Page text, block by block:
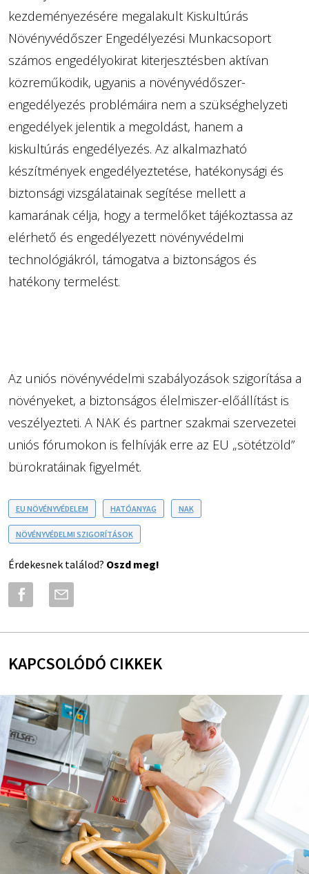
kezdeményezésére megalakult Kiskultúrás
Növényvédőszer Engedélyezési Munkacsoport
számos engedélyokirat kiterjesztésben aktívan
közreműködik, ugyanis a növényvédőszer-
engedélyezés problémáira nem a szükséghelyzeti
engedélyek jelentik a megoldást, hanem a
kiskultúrás engedélyezés. Az alkalmazható
készítmények engedélyeztetése, hatékonysági és
biztonsági vizsgálatainak segítése mellett a
kamarának célja, hogy a termelőket tájékoztassa az
elérhető és engedélyezett növényvédelmi
technológiákról, támogatva a biztonságos és
hatékony termelést.
Az uniós növényvédelmi szabályozások szigorítása a
növényeket, a biztonságos élelmiszer-előállítást is
veszélyezteti. A NAK és partner szakmai szervezetei
uniós fórumokon is felhívják erre az EU „sötétzöld”
bürokratáinak figyelmét.
EU NÖVÉNYVÉDELEM HATÓANYAG NAK
NÖVÉNYVÉDELMI SZIGORÍTÁSOK
Érdekesnek találod? Oszd meg!
KAPCSOLÓDÓ CIKKEK